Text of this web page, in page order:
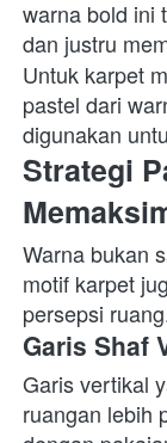
warna bold ini
dan justru
Untuk karpet
pastel dari
digunakan
Strategi
Warna bukan
motif karpet
persepsi
Garis Shaf
Garis vertikal
ruangan lebih